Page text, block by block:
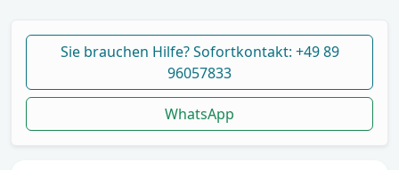
Sie brauchen Hilfe? Sofortkontakt: +49 89
96057833
WhatsApp